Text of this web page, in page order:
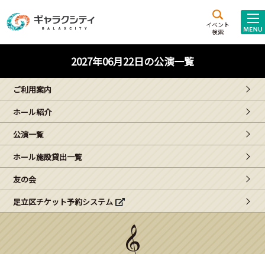
イベント
検索
施設案内
西新井
文化ホール
ギャラクシティとは
こどもみーてぃんぐ
Gがくえん
ブランドからのお知らせ
2027年06月22日の公演一覧
ご利用案内
ホール紹介
公演一覧
ホール施設貸出一覧
友の会
足立区チケット予約システム